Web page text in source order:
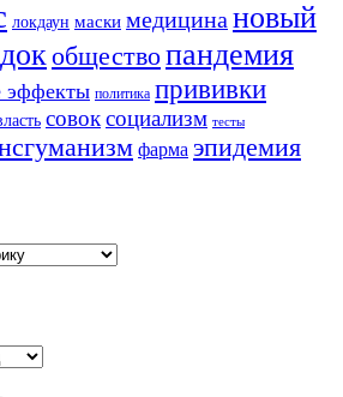
локдаун маски медицина новый
обществопандемия
эффекты политика прививки
совоксоциализм тесты
фарма эпидемия